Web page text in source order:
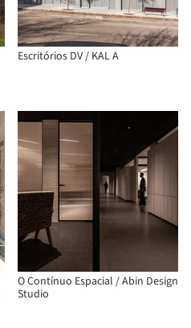
Escritórios DV / KAL A
O Contínuo Espacial / Abin Design
Studio